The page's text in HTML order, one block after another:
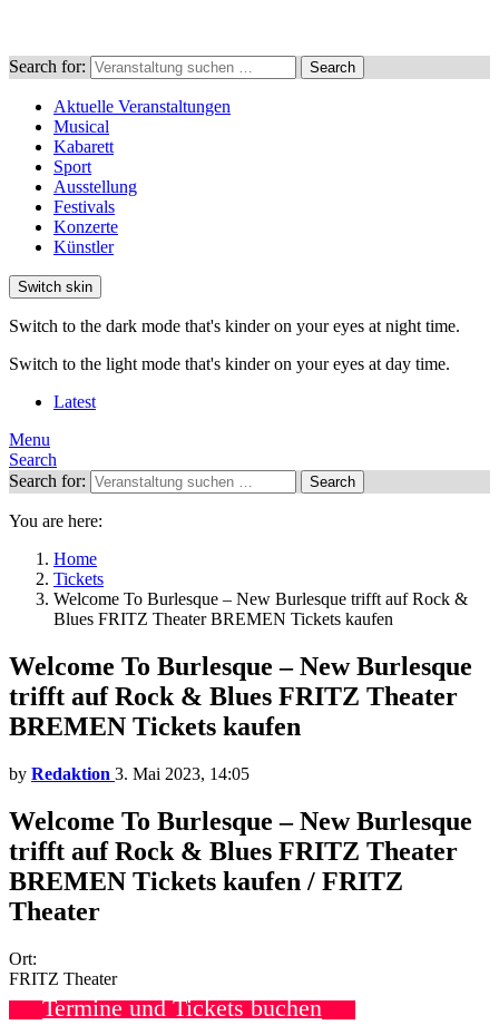
Search for: Search
Aktuelle Veranstaltungen
Musical
Kabarett
Sport
Ausstellung
Festivals
Konzerte
Künstler
Switch skin
Switch to the dark mode that's kinder on your eyes at night time.
Switch to the light mode that's kinder on your eyes at day time.
Latest
Menu
Search
Search for:
Search
You are here:
Home
Tickets
Welcome To Burlesque – New Burlesque trifft auf Rock &
Blues FRITZ Theater BREMEN Tickets kaufen
Welcome To Burlesque – New Burlesque
trifft auf Rock & Blues FRITZ Theater
BREMEN Tickets kaufen
by Redaktion 3. Mai 2023, 14:05
Welcome To Burlesque – New Burlesque
trifft auf Rock & Blues FRITZ Theater
BREMEN Tickets kaufen / FRITZ
Theater
Ort:
FRITZ Theater
Termine und Tickets buchen